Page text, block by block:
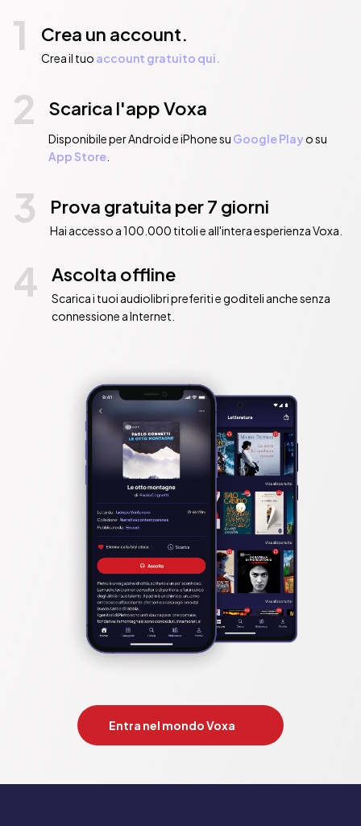
1 Crea un account.
Crea il tuo account gratuito qui.
2 Scarica l'app Voxa
Disponibile per Android e iPhone su Google Playo su
App Store.
3 Prova gratuita per 7 giorni
Hai accesso a 100.000 titoli e all'intera esperienza Voxa.
4 Ascolta offline
Scarica i tuoi audiolibri preferiti e goditeli anche senza
connessione a Internet.
Entra nel mondo Voxa